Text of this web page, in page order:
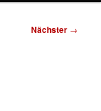
Nächster →